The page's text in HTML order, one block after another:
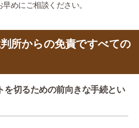
めにご相談ください。
判所からの免責ですべての
を切るための前向きな手続とい